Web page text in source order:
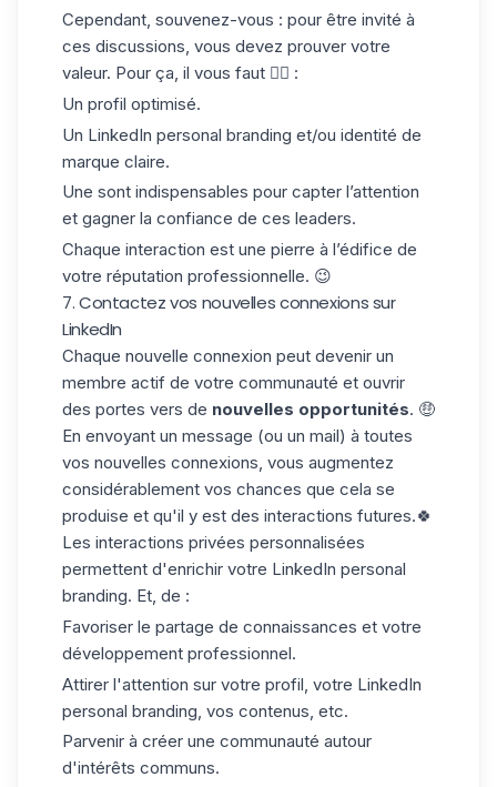
Cependant, souvenez-vous : pour être invité à
ces discussions, vous devez prouver votre
valeur. Pour ça, il vous faut 👇🏼 :
Un profil optimisé.
Un LinkedIn personal branding et/ou identité de
marque claire.
Une sont indispensables pour capter l’attention
et gagner la confiance de ces leaders.
Chaque interaction est une pierre à l’édifice de
votre réputation professionnelle. 😉
7. Contactez vos nouvelles connexions sur
LinkedIn
Chaque nouvelle connexion peut devenir un
membre actif de votre communauté et ouvrir
des portes vers de nouvelles opportunités. 🤑
En envoyant un message (ou un mail) à toutes
vos nouvelles connexions, vous augmentez
considérablement vos chances que cela se
produise et qu'il y est des interactions futures.🍀
Les interactions privées personnalisées
permettent d'enrichir votre LinkedIn personal
branding. Et, de :
Favoriser le partage de connaissances et votre
développement professionnel.
Attirer l'attention sur votre profil, votre LinkedIn
personal branding, vos contenus, etc.
Parvenir à créer une communauté autour
d'intérêts communs.